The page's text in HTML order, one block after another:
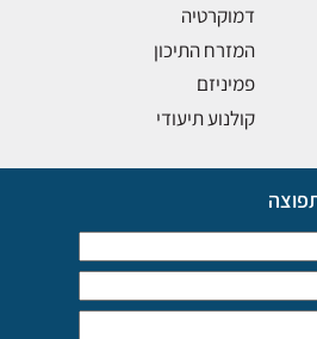
דמוקרטיה
המזרח התיכון
פמיניזם
קולנוע תיעודי